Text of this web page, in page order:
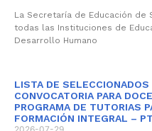
La Secretaría de Educación de
todas las Instituciones de
Desarrollo Humano
LISTA DE
CONVOCATORIA PARA
PROGRAMA DE TUTORIAS
FORMACIÓN INTEGRAL –